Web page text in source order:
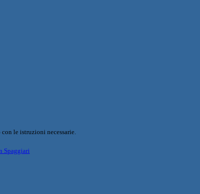
le istruzioni necessarie.
Spaggiari